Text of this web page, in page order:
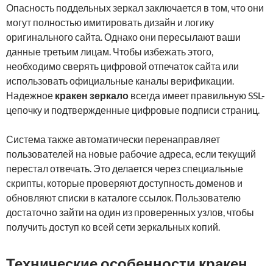
Опасность поддельных зеркал заключается в том, что они
могут полностью имитировать дизайн и логику
оригинального сайта. Однако они пересылают ваши
данные третьим лицам. Чтобы избежать этого,
необходимо сверять цифровой отпечаток сайта или
использовать официальные каналы верификации.
Надежное кракен зеркало всегда имеет правильную SSL-
цепочку и подтвержденные цифровые подписи страниц.
Система также автоматически перенаправляет
пользователей на новые рабочие адреса, если текущий
перестал отвечать. Это делается через специальные
скрипты, которые проверяют доступность доменов и
обновляют списки в каталоге ссылок. Пользователю
достаточно зайти на один из проверенных узлов, чтобы
получить доступ ко всей сети зеркальных копий.